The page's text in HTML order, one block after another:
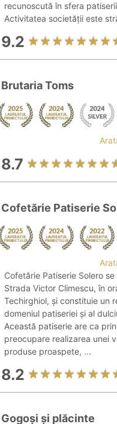
recunoscută în sfera
Activitatea societății este
9.2
Brutaria Toms
8.7
Cofetărie Patiserie
Cofetărie Patiserie Solero
Strada Victor Climescu, în
Techirghiol, și constituie un
domeniul patiseriei și al
Această patiserie are ca
preocupare realizarea unei
produse proaspete, ...
8.2
Gogoși și plăcinte